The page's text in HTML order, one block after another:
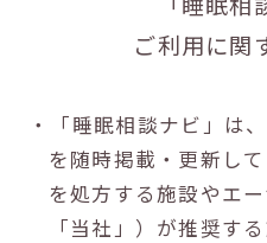
ご利用に関
・「睡眠相談ナビ」は
を随時掲載・更新し
を処方する施設やエ
「当社」）が推奨す